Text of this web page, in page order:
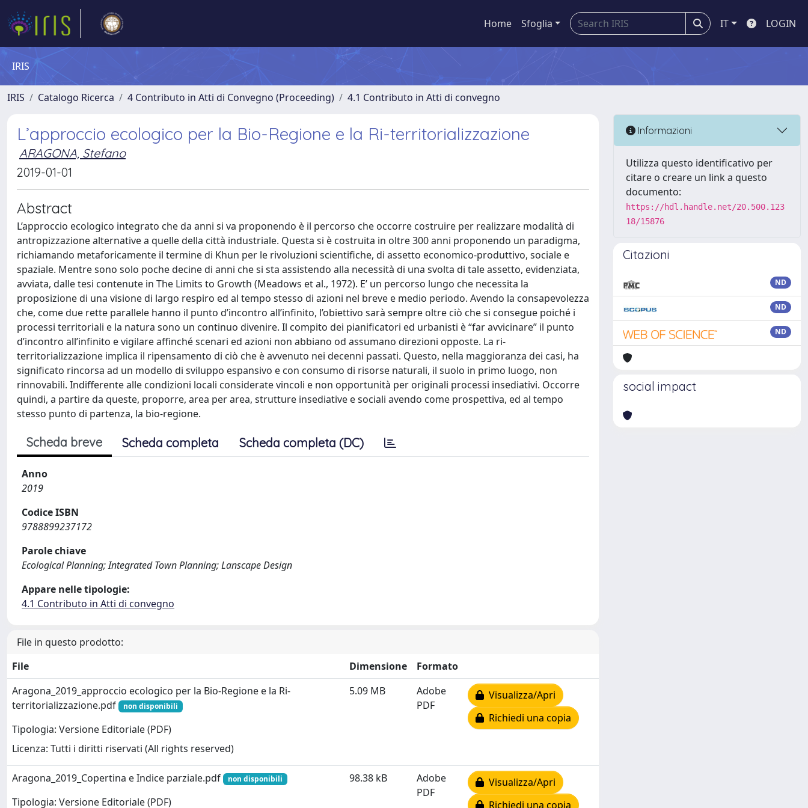
Home Sfoglia IT LOGIN
IRIS
IRIS Catalogo Ricerca 4 Contributo in Atti di Convegno (Proceeding) 4.1 Contributo in Atti di convegno
L’approccio ecologico per la Bio-Regione e la Ri-territorializzazione
ARAGONA, Stefano
2019-01-01
Abstract
L’approccio ecologico integrato che da anni si va proponendo è il percorso che occorre costruire per realizzare modalità di
antropizzazione alternative a quelle della città industriale. Questa si è costruita in oltre 300 anni proponendo un paradigma,
richiamando metaforicamente il termine di Khun per le rivoluzioni scientifiche, di assetto economico-produttivo, sociale e
spaziale. Mentre sono solo poche decine di anni che si sta assistendo alla necessità di una svolta di tale assetto, evidenziata,
avviata, dalle tesi contenute in The Limits to Growth (Meadows et al., 1972). E’ un percorso lungo che necessita la
proposizione di una visione di largo respiro ed al tempo stesso di azioni nel breve e medio periodo. Avendo la consapevolezza
che, come due rette parallele hanno il punto d’incontro all’infinito, l’obiettivo sarà sempre oltre ciò che si consegue poiché i
processi territoriali e la natura sono un continuo divenire. Il compito dei pianificatori ed urbanisti è “far avvicinare” il punto
d’incontro all’infinito e vigilare affinché scenari ed azioni non abbiano od assumano direzioni opposte. La ri-
territorializzazione implica il ripensamento di ciò che è avvenuto nei decenni passati. Questo, nella maggioranza dei casi, ha
significato rincorsa ad un modello di sviluppo espansivo e con consumo di risorse naturali, il suolo in primo luogo, non
rinnovabili. Indifferente alle condizioni locali considerate vincoli e non opportunità per originali processi insediativi. Occorre
quindi, a partire da queste, proporre, area per area, strutture insediative e sociali avendo come prospettiva, ed al tempo
stesso punto di partenza, la bio-regione.
Scheda breve Scheda completa Scheda completa (DC)
Anno
2019
Codice ISBN
9788899237172
Parole chiave
Ecological Planning; Integrated Town Planning; Lanscape Design
Appare nelle tipologie:
4.1 Contributo in Atti di convegno
File in questo prodotto:
File
Dimensione
Formato
Aragona_2019_approccio ecologico per la Bio-Regione e la Ri-
territorializzazione.pdf
non disponibili
Tipologia: Versione Editoriale (PDF)
Licenza: Tutti i diritti riservati (All rights reserved)
5.09 MB
Adobe
PDF
Visualizza/Apri
Richiedi una copia
Aragona_2019_Copertina e Indice parziale.pdf non disponibili
Tipologia: Versione Editoriale (PDF)
98.38 kB
Adobe
PDF
Visualizza/Apri
Richiedi una copia
Informazioni
Utilizza questo identificativo per
citare o creare un link a questo
documento:
https://hdl.handle.net/20.500.123
18/15876
Citazioni
ND
ND
ND
social impact